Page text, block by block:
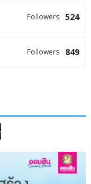
524
Followers
849
Followers